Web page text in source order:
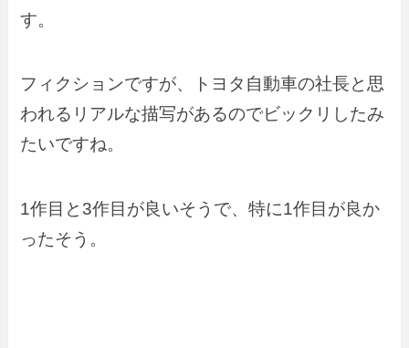
す。
フィクションですが、トヨタ自動車の社長と思
われるリアルな描写があるのでビックリしたみ
たいですね。
1作目と3作目が良いそうで、特に1作目が良か
ったそう。